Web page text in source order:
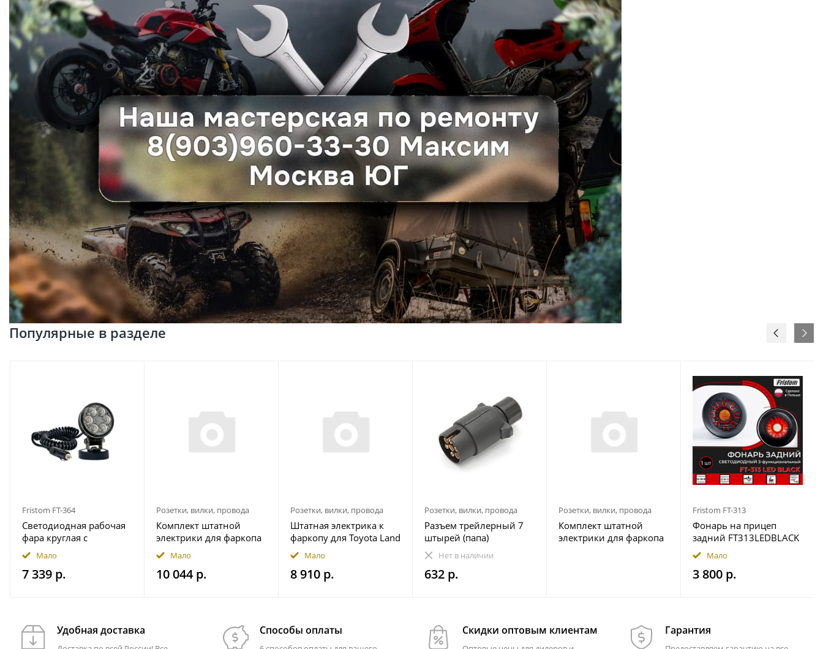
Популярные в разделе
Fristom FT-364
Светодиодная рабочая
фара круглая с
широким световым
потоком мощность
2500 лм на магнитном
Мало
7 339 р.
Розетки, вилки, провода
Комплект штатной
электрики для фаркопа
7-pin JAC T9 2024- с
блоком 7.1 в
герметичном чехле
Мало
10 044 р.
Розетки, вилки, провода
Штатная электрика к
фаркопу для Toyota Land
Cruiser Prado 250 2023-
7-pin
Мало
8 910 р.
Розетки, вилки, провода
Разъем трейлерный 7
штырей (папа)
Нет в наличии
632 р.
Розетки, вилки, провода
Комплект штатной
электрики для фаркопа
Fristom FT-313
Фонарь на прицеп
задний FT313LEDBLACK
12-36В Fristom
Мало
3 800 р.
Удобная доставка Способы оплаты Скидки оптовым клиентам Гарантия